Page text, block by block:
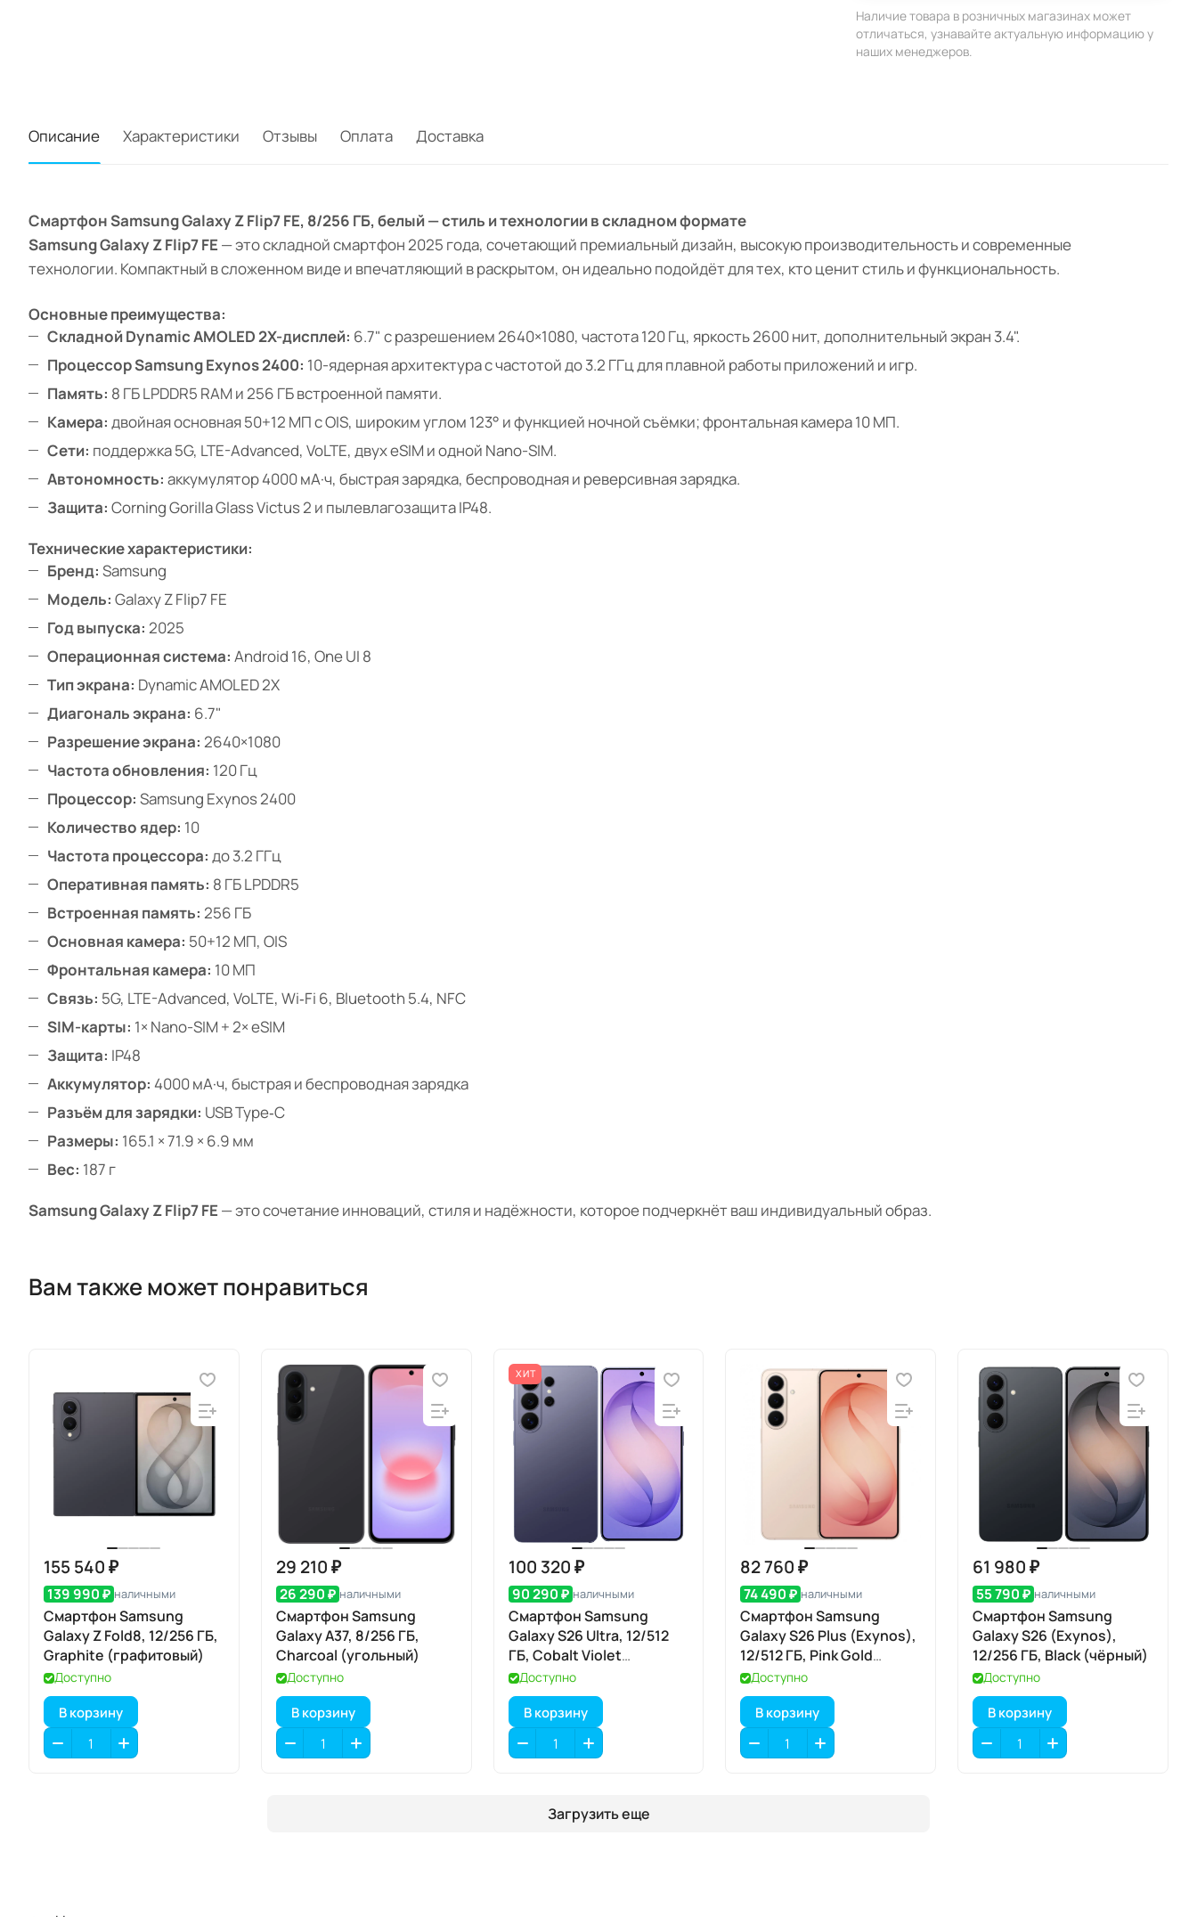
Наличие товара в розничных магазинах может
отличаться, узнавайте актуальную информацию у
наших менеджеров.
Описание Характеристики Отзывы Оплата Доставка
Смартфон Samsung Galaxy Z Flip7 FE, 8/256 ГБ, белый — стиль и технологии в складном формате
Samsung Galaxy Z Flip7 FE — это складной смартфон 2025 года, сочетающий премиальный дизайн, высокую производительность и современные
технологии. Компактный в сложенном виде и впечатляющий в раскрытом, он идеально подойдёт для тех, кто ценит стиль и функциональность.
Основные преимущества:
Складной Dynamic AMOLED 2X-дисплей: 6.7" с разрешением 2640×1080, частота 120 Гц, яркость 2600 нит, дополнительный экран 3.4".
Процессор Samsung Exynos 2400: 10-ядерная архитектура с частотой до 3.2 ГГц для плавной работы приложений и игр.
Память: 8 ГБ LPDDR5 RAM и 256 ГБ встроенной памяти.
Камера: двойная основная 50+12 МП с OIS, широким углом 123° и функцией ночной съёмки; фронтальная камера 10 МП.
Сети: поддержка 5G, LTE-Advanced, VoLTE, двух eSIM и одной Nano-SIM.
Автономность: аккумулятор 4000 мА·ч, быстрая зарядка, беспроводная и реверсивная зарядка.
Защита: Corning Gorilla Glass Victus 2 и пылевлагозащита IP48.
Технические характеристики:
Бренд: Samsung
Модель: Galaxy Z Flip7 FE
Год выпуска: 2025
Операционная система: Android 16, One UI 8
Тип экрана: Dynamic AMOLED 2X
Диагональ экрана: 6.7"
Разрешение экрана: 2640×1080
Частота обновления: 120 Гц
Процессор: Samsung Exynos 2400
Количество ядер: 10
Частота процессора: до 3.2 ГГц
Оперативная память: 8 ГБ LPDDR5
Встроенная память: 256 ГБ
Основная камера: 50+12 МП, OIS
Фронтальная камера: 10 МП
Связь: 5G, LTE-Advanced, VoLTE, Wi‑Fi 6, Bluetooth 5.4, NFC
SIM-карты: 1× Nano-SIM + 2× eSIM
Защита: IP48
Аккумулятор: 4000 мА·ч, быстрая и беспроводная зарядка
Разъём для зарядки: USB Type‑C
Размеры: 165.1 × 71.9 × 6.9 мм
Вес: 187 г
Samsung Galaxy Z Flip7 FE — это сочетание инноваций, стиля и надёжности, которое подчеркнёт ваш индивидуальный образ.
Вам также может понравиться
155 540 ₽
139 990 ₽ наличными
Смартфон Samsung
Galaxy Z Fold8, 12/256 ГБ,
Graphite (графитовый)
Доступно
В корзину
29 210 ₽
26 290 ₽ наличными
Смартфон Samsung
Galaxy A37, 8/256 ГБ,
Charcoal (угольный)
Доступно
В корзину
ХИТ
100 320 ₽
90 290 ₽ наличными
Смартфон Samsung
Galaxy S26 Ultra, 12/512
ГБ, Cobalt Violet
(кобальтовый
фиолетовый)
Доступно
В корзину
82 760 ₽
74 490 ₽ наличными
Смартфон Samsung
Galaxy S26 Plus (Exynos),
12/512 ГБ, Pink Gold
(розовое золото)
Доступно
В корзину
61 980 ₽
55 790 ₽ наличными
Смартфон Samsung
Galaxy S26 (Exynos),
12/256 ГБ, Black (чёрный)
Доступно
В корзину
Загрузить еще